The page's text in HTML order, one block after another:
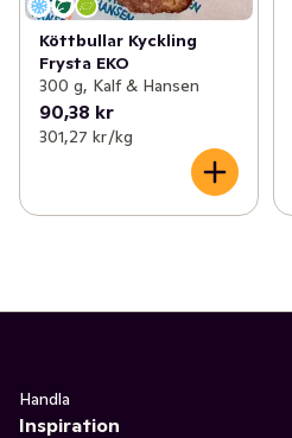
Köttbullar Kyckling
Frysta EKO
300 g, Kalf & Hansen
90,38 kr
301,27 kr /kg
Handla
Inspiration